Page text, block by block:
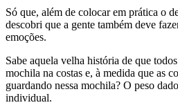
Só que, além de colocar em prática o
descobri que a gente também deve
emoções.
Sabe aquela velha história de que
mochila na costas e, à medida que as
guardando nessa mochila? O peso
individual.